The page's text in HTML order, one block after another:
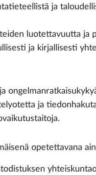
ja
luotettavuutta ja
ja kirjallisesti
ja
opetettavana